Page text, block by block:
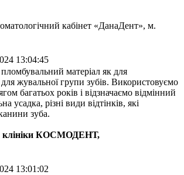
кабінет «ДанаДент», м.
13:04:45
матеріал як для
для жувальної групи зубів. Використовуємо
багатьох років і відзначаємо відмінний
усадка, різні види відтінків, які
зуба.
клініки КОСМОДЕНТ,
13:01:02